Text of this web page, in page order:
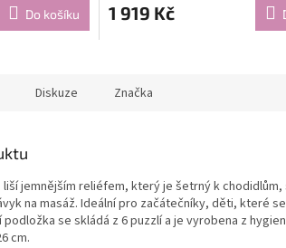
Do košíku 1 919 Kč
Diskuze Značka
jemnějším reliéfem, který je šetrný k
na masáž. Ideální pro začátečníky, děti, které
se skládá z 6 puzzlí a je vyrobena z
cm.